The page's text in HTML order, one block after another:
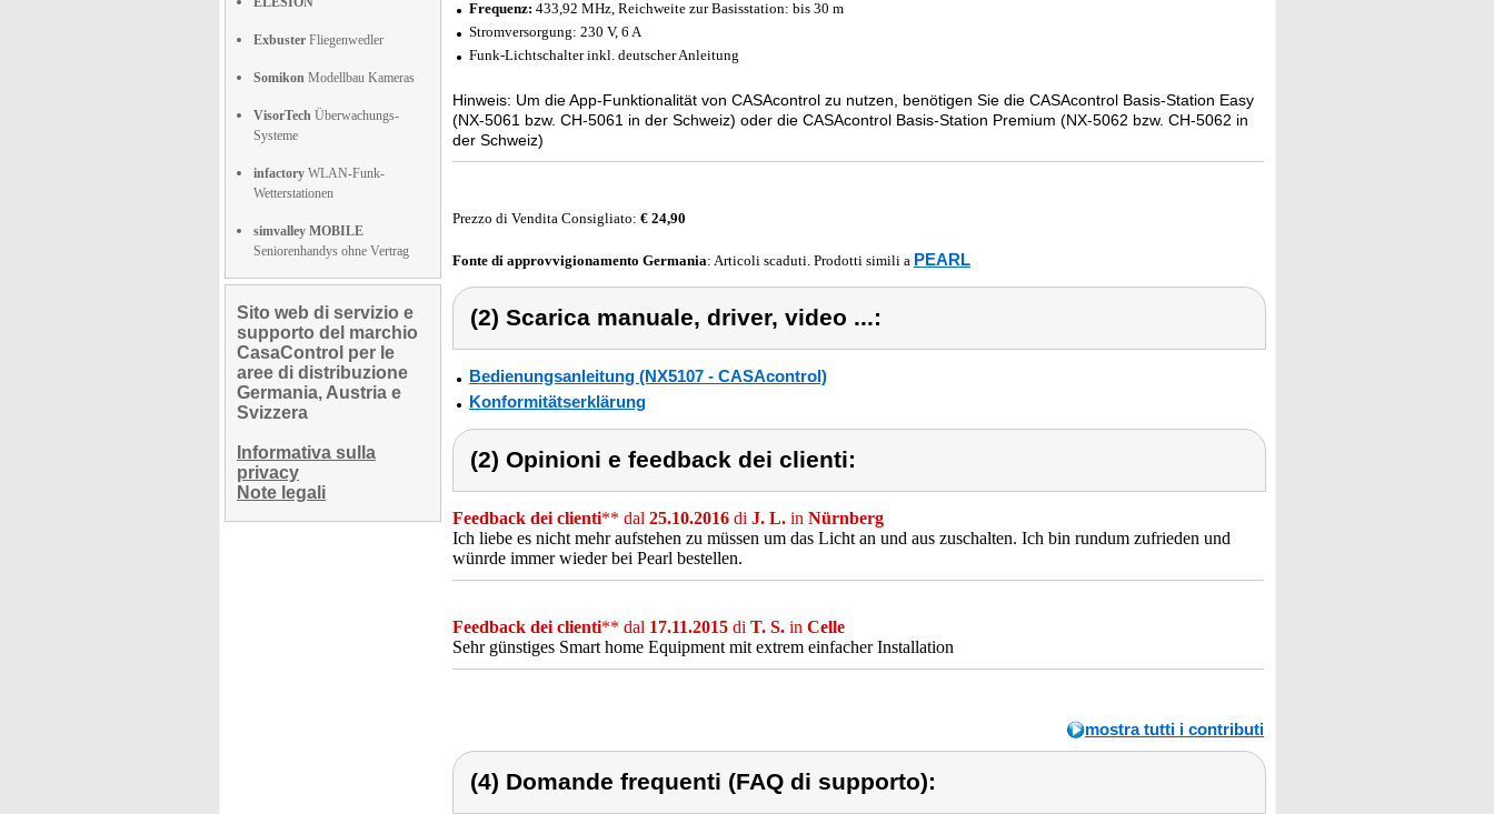
Exbuster Fliegenwedler
Somikon Modellbau Kameras
VisorTech Überwachungs-
Systeme
infactory WLAN-Funk-
Wetterstationen
simvalley MOBILE
Seniorenhandys ohne Vertrag
Sito web di servizio e
supporto del marchio
CasaControl per le
aree di distribuzione
Germania, Austria e
Svizzera
Informativa sulla
privacy
Note legali
Frequenz: 433,92 MHz, Reichweite zur Basisstation: bis 30 m
Stromversorgung: 230 V, 6 A
Funk-Lichtschalter inkl. deutscher Anleitung
Hinweis: Um die App-Funktionalität von CASAcontrol zu nutzen, benötigen Sie die CASAcontrol Basis-Station Easy
(NX-5061 bzw. CH-5061 in der Schweiz) oder die CASAcontrol Basis-Station Premium (NX-5062 bzw. CH-5062 in
der Schweiz)
Prezzo di Vendita Consigliato: € 24,90
Fonte di approvvigionamento Germania: Articoli scaduti. Prodotti simili a PEARL
(2) Scarica manuale, driver, video ...:
Bedienungsanleitung (NX5107 - CASAcontrol)
Konformitätserklärung
(2) Opinioni e feedback dei clienti:
Feedback dei clienti** dal 25.10.2016 di J. L. in Nürnberg
Ich liebe es nicht mehr aufstehen zu müssen um das Licht an und aus zuschalten. Ich bin rundum zufrieden und
wünrde immer wieder bei Pearl bestellen.
Feedback dei clienti** dal 17.11.2015 di T. S. in Celle
Sehr günstiges Smart home Equipment mit extrem einfacher Installation
mostra tutti i contributi
(4) Domande frequenti (FAQ di supporto):